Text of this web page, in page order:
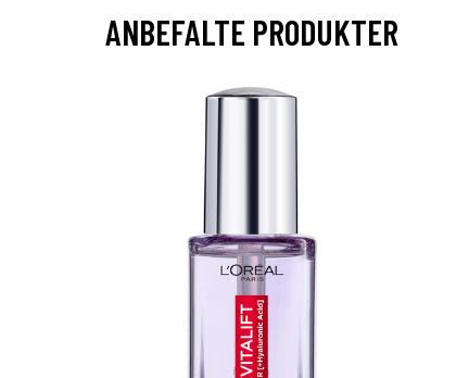
ANBEFALTE PRODUKTER